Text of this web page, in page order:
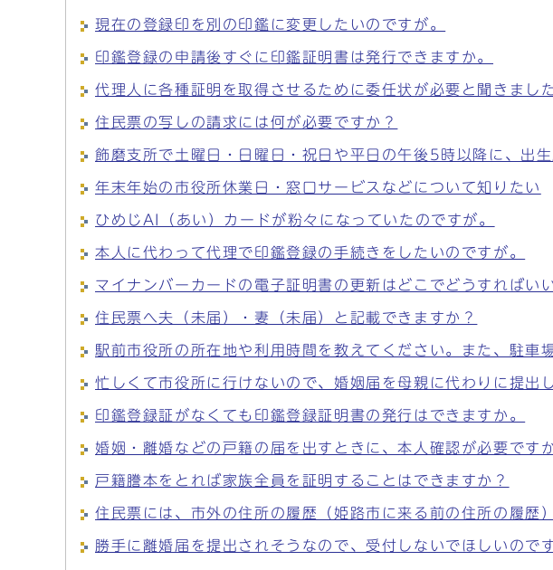
現在の登録印を別の印鑑に変更したいのですが。
印鑑登録の申請後すぐに印鑑証明書は発行できますか。
代理人に各種証明を取得させるために委任状が必要と聞きまし
住民票の写しの請求には何が必要ですか？
飾磨支所で土曜日・日曜日・祝日や平日の午後5時以降に、出
年末年始の市役所休業日・窓口サービスなどについて知りたい
ひめじAI（あい）カードが粉々になっていたのですが。
本人に代わって代理で印鑑登録の手続きをしたいのですが。
マイナンバーカードの電子証明書の更新はどこでどうすればい
住民票へ夫（未届）・妻（未届）と記載できますか？
駅前市役所の所在地や利用時間を教えてください。また、駐車
忙しくて市役所に行けないので、婚姻届を母親に代わりに提出
印鑑登録証がなくても印鑑登録証明書の発行はできますか。
婚姻・離婚などの戸籍の届を出すときに、本人確認が必要です
戸籍謄本をとれば家族全員を証明することはできますか？
住民票には、市外の住所の履歴（姫路市に来る前の住所の履歴
勝手に離婚届を提出されそうなので、受付しないでほしいので